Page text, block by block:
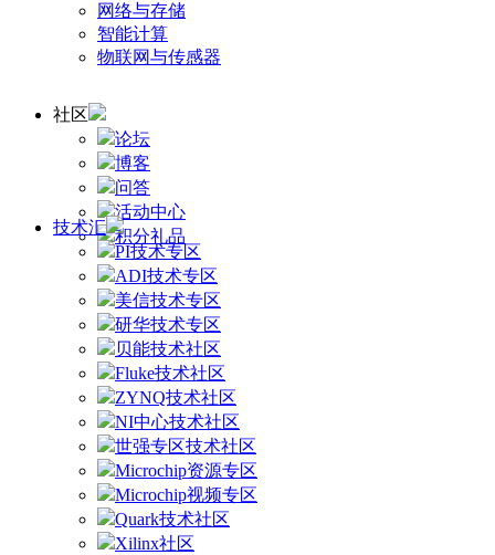
网络与存储
智能计算
物联网与传感器
社区
论坛
博客
问答
活动中心
积分礼品
技术汇
PI技术专区
ADI技术专区
美信技术专区
研华技术专区
贝能技术社区
Fluke技术社区
ZYNQ技术社区
NI中心技术社区
世强专区技术社区
Microchip资源专区
Microchip视频专区
Quark技术社区
Xilinx社区